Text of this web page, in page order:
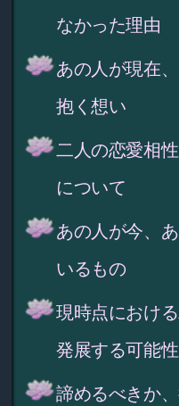
なかった理由
あの人が現在
抱く想い
二人の恋愛相
について
あの人が今、
いるもの
現時点におけ
発展する可能性
諦めるべきか